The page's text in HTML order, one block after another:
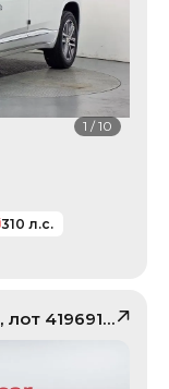
1 /10
310 л.с.
, лот 41969173